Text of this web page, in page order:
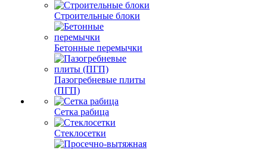
Строительные блоки
Бетонные перемычки
Пазогребневые плиты
(ПГП)
Сетка рабица
Стеклосетки